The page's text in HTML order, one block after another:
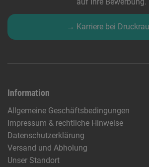
→ Karriere bei
Information
Allgemeine Geschäftsbedingungen
Impressum & rechtliche Hinweise
Datenschutzerklärung
Versand und Abholung
Unser Standort